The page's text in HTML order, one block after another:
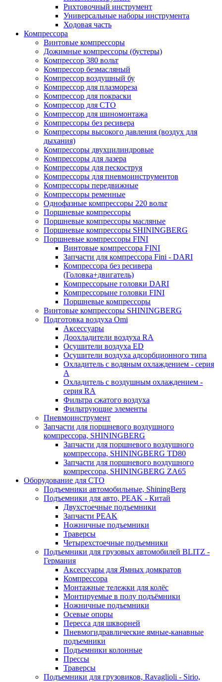
Рихтовочный инструмент
Универсальные наборы инструмента
Ходовая часть
Компрессора
Винтовые компрессоры
Дожимные компрессоры (бустеры)
Компрессор 380 вольт
Компрессор безмасляный
Компрессор воздушный бу
Компрессор для плазмореза
Компрессор для покраски
Компрессор для СТО
Компрессор для шиномонтажа
Компрессоры без ресивера
Компрессоры высокого давления (воздух для
дыхания)
Компрессоры двухцилиндровые
Компрессоры для лазера
Компрессоры для пескоструя
Компрессоры для пневмоинструментов
Компрессоры передвижные
Компрессоры ременные
Однофазные компрессоры 220 вольт
Поршневые компрессоры
Поршневые компрессоры масляные
Поршневые компрессоры SHININGBERG
Поршневые компрессоры FINI
Винтовые компрессора FINI
Запчасти для компрессора Fini - DARI
Компрессора без ресивера
(Головка+двигатель)
Компрессорыне головки DARI
Компрессорыне головки FINI
Поршневые компрессоры
Винтовые компрессоры SHININGBERG
Подготовка воздуха Omi
Аксессуары
Доохладители воздуха RA
Осушители воздуха ED
Осушители воздуха адсорбционного типа
Охладитель с водяным охлаждением - серия
A
Охладитель с воздушным охлаждением -
серия RA
Фильтра сжатого воздуха
Фильтрующие элементы
Пневмоинструмент
Запчасти для поршневого воздушного
компрессора, SHININGBERG
Запчасти для поршневого воздушного
компрессора, SHININGBERG TD80
Запчасти для поршневого воздушного
компрессора, SHININGBERG ZA65
Оборудование для СТО
Подъемники автомобильные, ShiningBerg
Подъемники для авто, PEAK - Китай
Двухстоечные подъемники
Запчасти PEAK
Ножничные подъемники
Траверсы
Четырехстоечные подъемники
Подъемники для грузовых автомобилей BLITZ -
Германия
Аксессуары для Ямных домкратов
Компрессора
Монтажные тележки для колёс
Монтируемые в полу подъёмники
Ножничные подъемники
Осевые опоры
Пересса для шкворней
Пневмогидравлические ямные-канавные
подъемники
Подъемники колонные
Прессы
Траверсы
Подъемники для грузовиков, Ravaglioli - Sirio,